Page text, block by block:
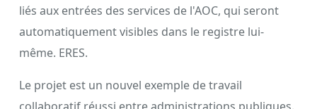
liés aux entrées des services de l'AOC, qui seront
automatiquement visibles dans le registre lui-
même. ERES.
Le projet est un nouvel exemple de travail